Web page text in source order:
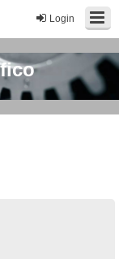
Login